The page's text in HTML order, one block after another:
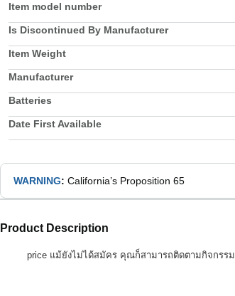
Item model number
Is Discontinued By Manufacturer
Item Weight
Manufacturer
Batteries
Date First Available
WARNING: California’s Proposition 65
Product Description
price แม้ยังไม่ได้สมัคร คุณก็สามารถติดตามกิจกรรม